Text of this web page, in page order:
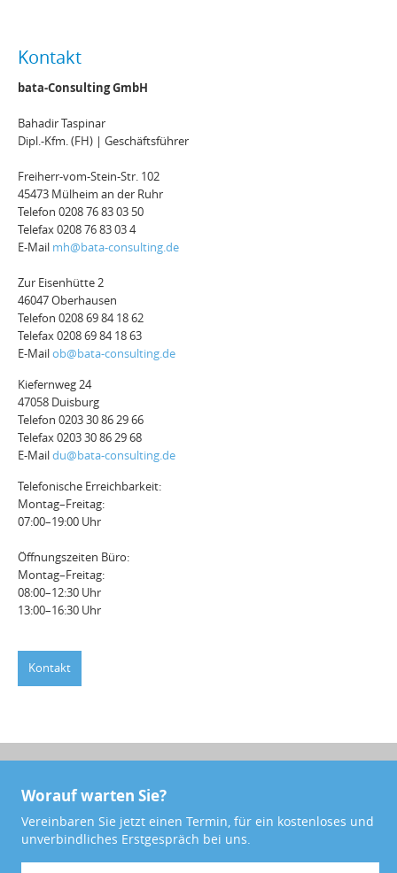
Kontakt
bata-Consulting GmbH
Bahadir Taspinar
Dipl.-Kfm. (FH) | Geschäftsführer
Freiherr-vom-Stein-Str. 102
45473 Mülheim an der Ruhr
Telefon 0208 76 83 03 50
Telefax 0208 76 83 03 4
E-Mail mh@bata-consulting.de
Zur Eisenhütte 2
46047 Oberhausen
Telefon 0208 69 84 18 62
Telefax 0208 69 84 18 63
E-Mailob@bata-consulting.de
Kiefernweg 24
47058 Duisburg
Telefon 0203 30 86 29 66
Telefax 0203 30 86 29 68
E-Maildu@bata-consulting.de
Telefonische Erreichbarkeit:
Montag–Freitag:
07:00–19:00 Uhr
Öffnungszeiten Büro:
Montag–Freitag:
08:00–12:30 Uhr
13:00–16:30 Uhr
Kontakt
Worauf warten Sie?
Vereinbaren Sie jetzt einen Termin, für ein kostenloses und
unverbindliches Erstgespräch bei uns.